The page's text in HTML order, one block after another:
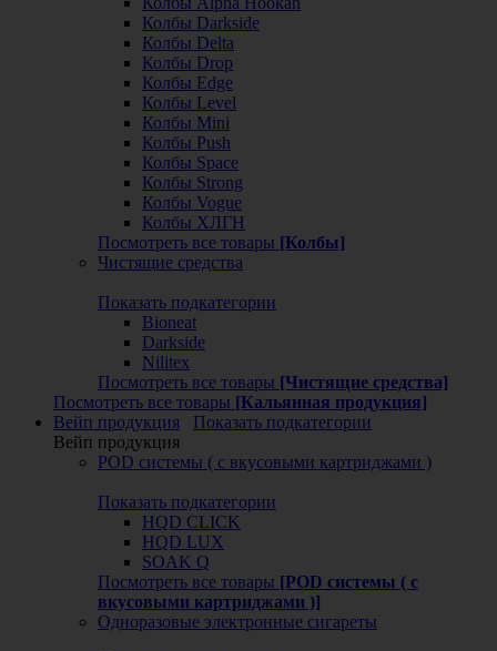
Колбы Darkside
Колбы Delta
Колбы Drop
Колбы Edge
Колбы Level
Колбы Mini
Колбы Push
Колбы Space
Колбы Strong
Колбы Vogue
Колбы ХЛГН
Посмотреть все товары [Колбы]
Чистящие средства
Показать подкатегории
Bioneat
Darkside
Nilitex
Посмотреть все товары [Чистящие средства]
Посмотреть все товары [Кальянная продукция]
Вейп продукция
Показать подкатегории
Вейп продукция
POD системы ( с вкусовыми картриджами )
Показать подкатегории
HQD CLICK
HQD LUX
SOAK Q
Посмотреть все товары [POD системы ( с
вкусовыми картриджами )]
Одноразовые электронные сигареты